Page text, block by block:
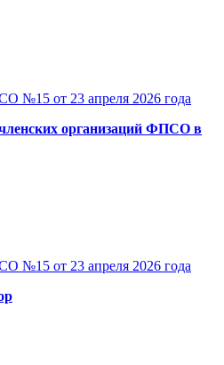
№15 от 23 апреля 2026 года
организаций ФПСО в
№15 от 23 апреля 2026 года